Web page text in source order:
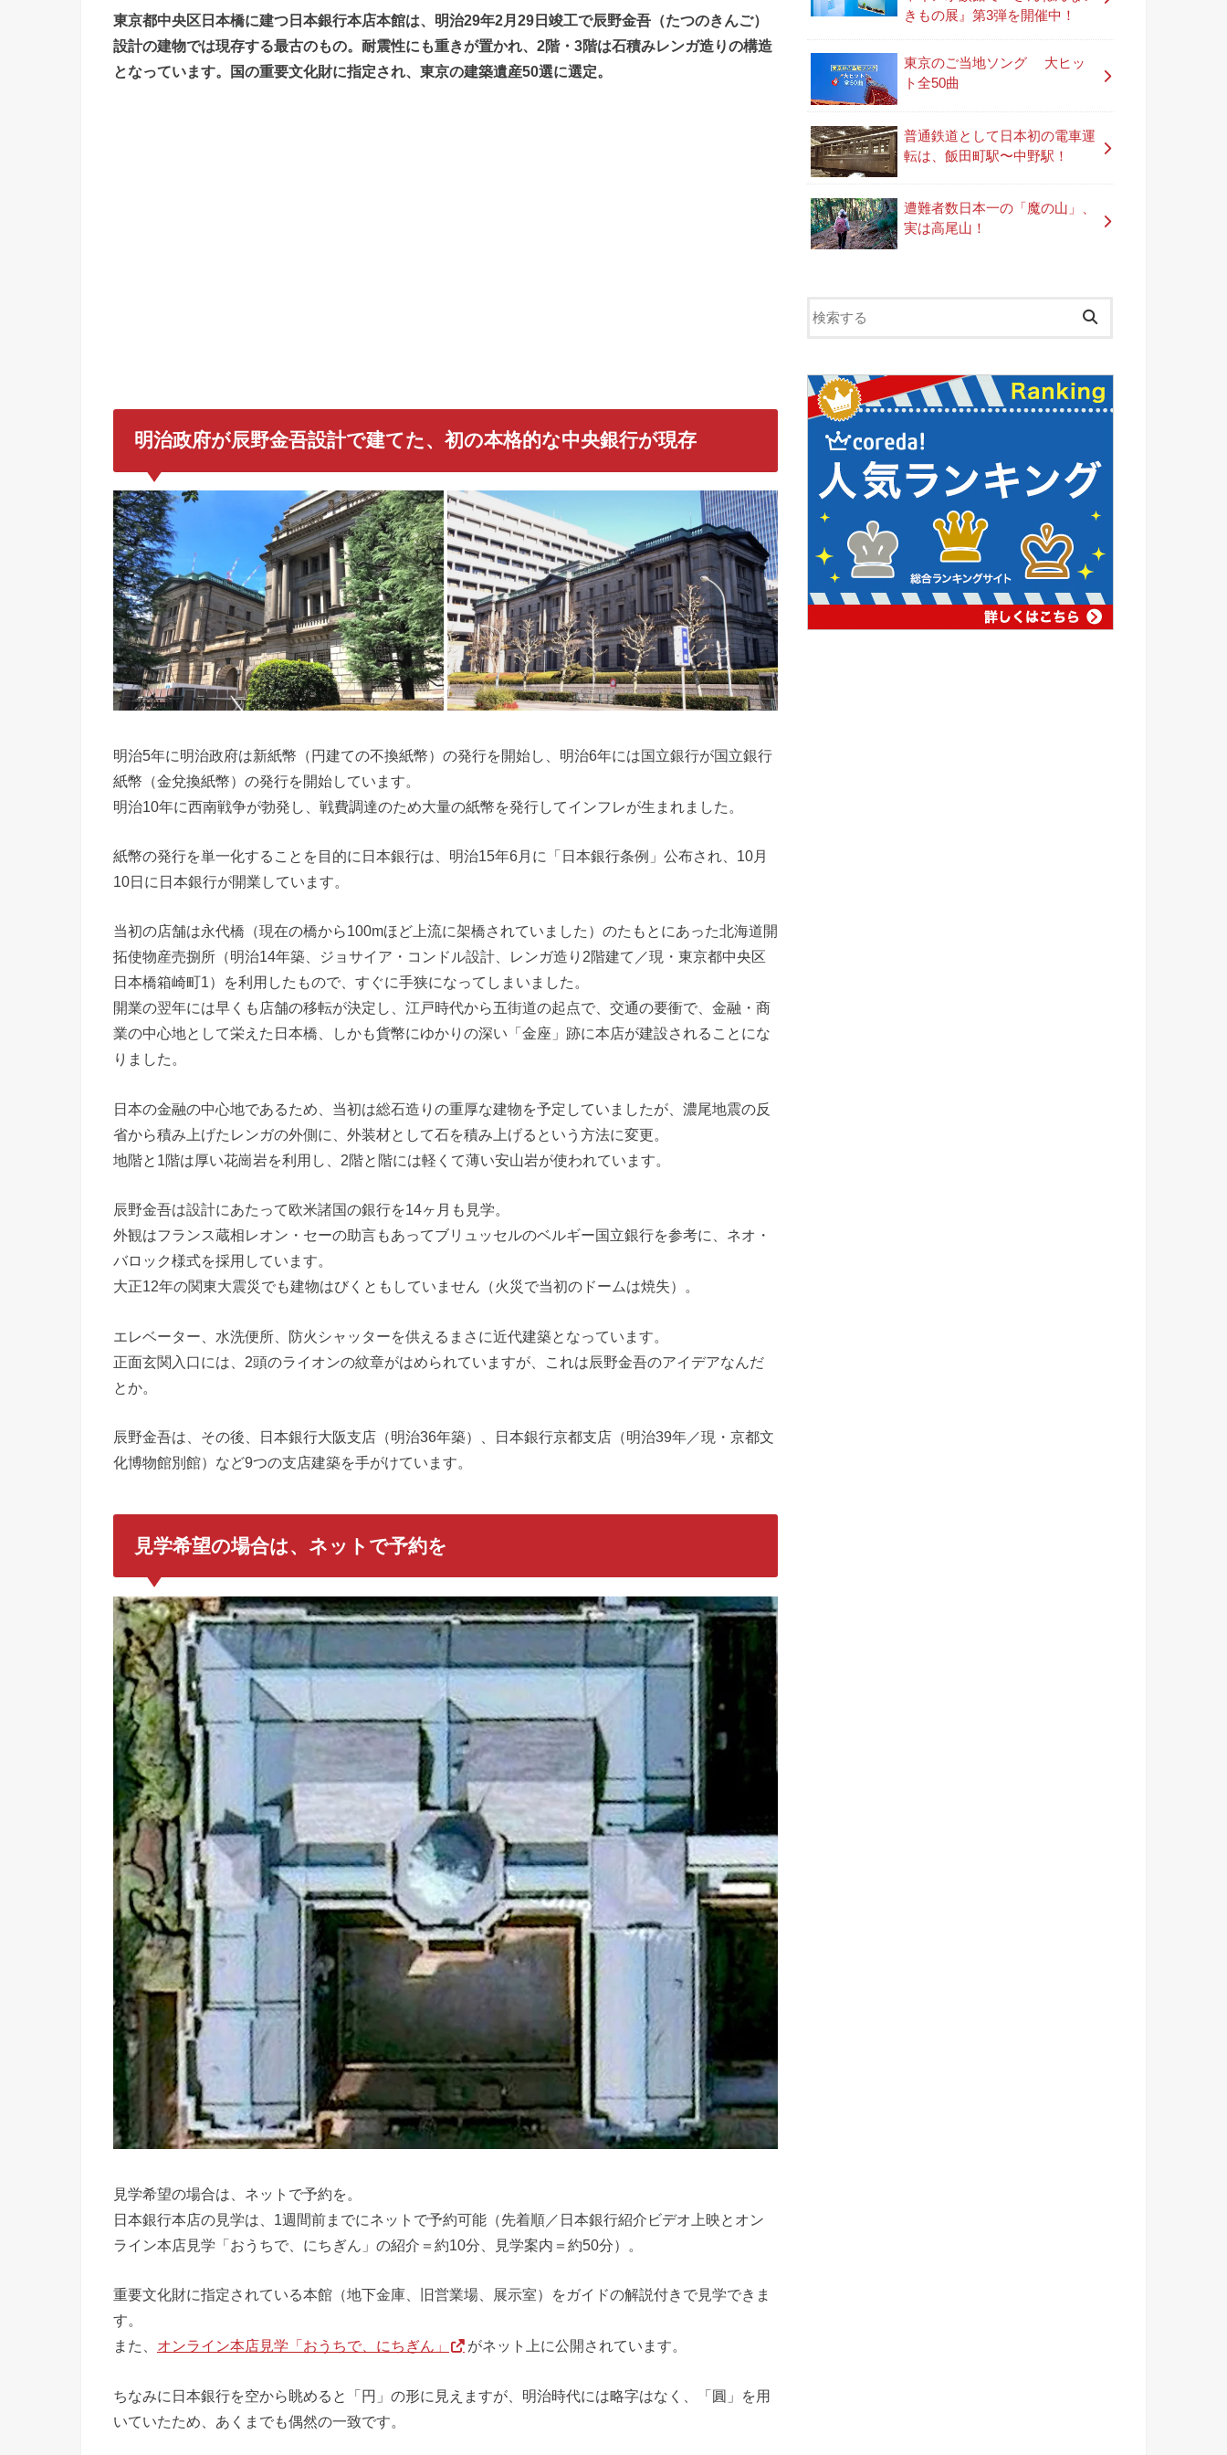
東京都中央区日本橋に建つ日本銀行本店本館は、明治29年2月29日竣工で辰野金吾（たつのきんご）
設計の建物では現存する最古のもの。耐震性にも重きが置かれ、2階・3階は石積みレンガ造りの構造
となっています。国の重要文化財に指定され、東京の建築遺産50選に選定。
明治政府が辰野金吾設計で建てた、初の本格的な中央銀行が現存
明治5年に明治政府は新紙幣（円建ての不換紙幣）の発行を開始し、明治6年には国立銀行が国立銀行
紙幣（金兌換紙幣）の発行を開始しています。
明治10年に西南戦争が勃発し、戦費調達のため大量の紙幣を発行してインフレが生まれました。
紙幣の発行を単一化することを目的に日本銀行は、明治15年6月に「日本銀行条例」公布され、10月
10日に日本銀行が開業しています。
当初の店舗は永代橋（現在の橋から100mほど上流に架橋されていました）のたもとにあった北海道開
拓使物産売捌所（明治14年築、ジョサイア・コンドル設計、レンガ造り2階建て／現・東京都中央区
日本橋箱崎町1）を利用したもので、すぐに手狭になってしまいました。
開業の翌年には早くも店舗の移転が決定し、江戸時代から五街道の起点で、交通の要衝で、金融・商
業の中心地として栄えた日本橋、しかも貨幣にゆかりの深い「金座」跡に本店が建設されることにな
りました。
日本の金融の中心地であるため、当初は総石造りの重厚な建物を予定していましたが、濃尾地震の反
省から積み上げたレンガの外側に、外装材として石を積み上げるという方法に変更。
地階と1階は厚い花崗岩を利用し、2階と階には軽くて薄い安山岩が使われています。
辰野金吾は設計にあたって欧米諸国の銀行を14ヶ月も見学。
外観はフランス蔵相レオン・セーの助言もあってブリュッセルのベルギー国立銀行を参考に、ネオ・
バロック様式を採用しています。
大正12年の関東大震災でも建物はびくともしていません（火災で当初のドームは焼失）。
エレベーター、水洗便所、防火シャッターを供えるまさに近代建築となっています。
正面玄関入口には、2頭のライオンの紋章がはめられていますが、これは辰野金吾のアイデアなんだ
とか。
辰野金吾は、その後、日本銀行大阪支店（明治36年築）、日本銀行京都支店（明治39年／現・京都文
化博物館別館）など9つの支店建築を手がけています。
見学希望の場合は、ネットで予約を
見学希望の場合は、ネットで予約を。
日本銀行本店の見学は、1週間前までにネットで予約可能（先着順／日本銀行紹介ビデオ上映とオン
ライン本店見学「おうちで、にちぎん」の紹介＝約10分、見学案内＝約50分）。
重要文化財に指定されている本館（地下金庫、旧営業場、展示室）をガイドの解説付きで見学できま
す。
また、 オンライン本店見学「おうちで、にちぎん」 がネット上に公開されています。
ちなみに日本銀行を空から眺めると「円」の形に見えますが、明治時代には略字はなく、「圓」を用
いていたため、あくまでも偶然の一致です。
きもの展』第3弾を開催中！
東京のご当地ソング 大ヒッ
ト全50曲
普通鉄道として日本初の電車運
転は、飯田町駅〜中野駅！
遭難者数日本一の「魔の山」、
実は高尾山！